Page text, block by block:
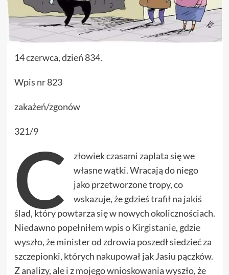
14 czerwca, dzień 834.
Wpis nr 823
zakażeń/zgonów
321/9
C
złowiek czasami zaplata się we
własne wątki. Wracają do niego
jako przetworzone tropy, co
wskazuje, że gdzieś trafił na jakiś
ślad, który powtarza się w nowych okolicznościach.
Niedawno popełniłem wpiso Kirgistanie, gdzie
wyszło, że minister od zdrowia poszedł siedzieć za
szczepionki, których nakupował jak Jasiu pączków.
Z analizy, ale i z mojego wnioskowania wyszło, że